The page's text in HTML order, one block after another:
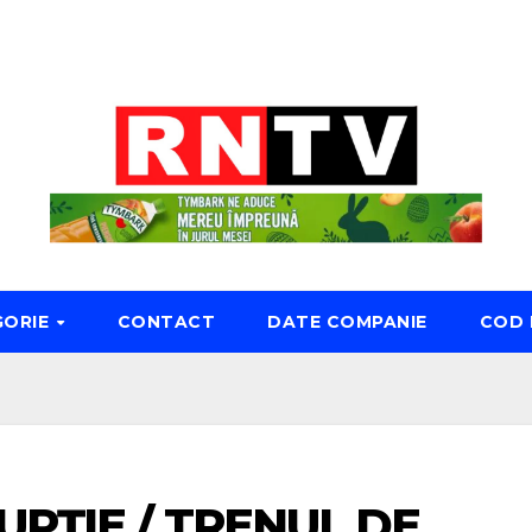
CONTACT DATE COMPANIE COD